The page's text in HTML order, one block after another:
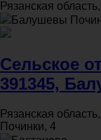
Рязанская
Балушевы
Сельское
391345,
Рязанская
Починки, 4